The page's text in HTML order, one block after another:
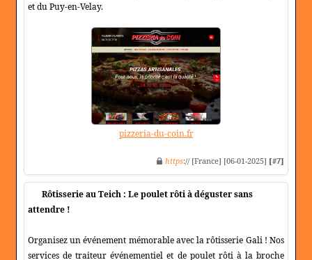
et du Puy-en-Velay.
pizzeria-du-coin.fr
https:// [France] [06-01-2025] [#7]
Rôtisserie au Teich : Le poulet rôti à déguster sans
attendre !
Organisez un événement mémorable avec la rôtisserie Gali ! Nos
services de traiteur événementiel et de poulet rôti à la broche